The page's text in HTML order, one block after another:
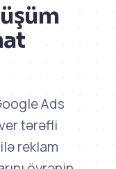
Ads
tərəfli
reklam